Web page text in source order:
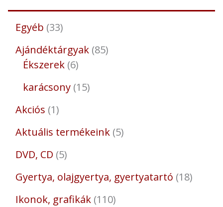
Egyéb 33
Ajándéktárgyak 85
Ékszerek 6
karácsony 15
Akciós 1
Aktuális termékeink 5
DVD, CD 5
Gyertya, olajgyertya, gyertyatartó 18
Ikonok, grafikák 110